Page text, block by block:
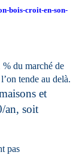
bois-croit-en-son-
% du marché de
tende au delà.
et
an, soit
pas